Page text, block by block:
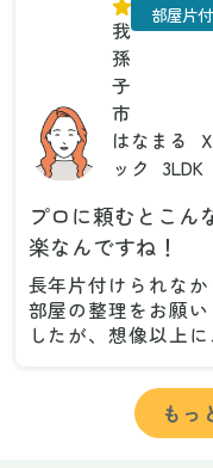
我
孫
子
市
はなまる
ック
3LDK
部屋片
プロに頼むとこん
楽なんですね！
長年片付けられなか
部屋の整理をお願い
したが、想像以上に
が集めた物や古い
多く、自分たちだ
どうにもならない
もっ